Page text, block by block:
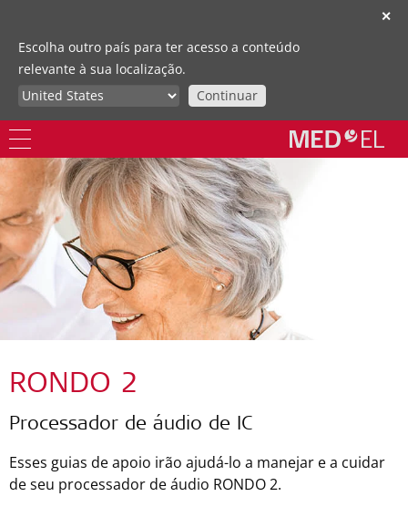
✕
Escolha outro país para ter acesso a conteúdo
relevante à sua localização.
Continuar
RONDO 2
Processador de áudio de IC
Esses guias de apoio irão ajudá-lo a manejar e a cuidar
de seu processador de áudio RONDO 2.